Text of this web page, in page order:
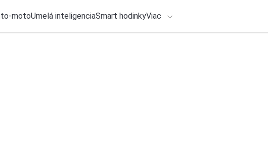
motoUmelá inteligenciaSmart hodinkyViac